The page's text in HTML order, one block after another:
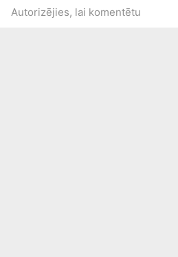
Autorizējies, lai komentētu